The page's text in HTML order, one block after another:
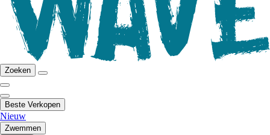
Zoeken
Beste Verkopen
Nieuw
Zwemmen